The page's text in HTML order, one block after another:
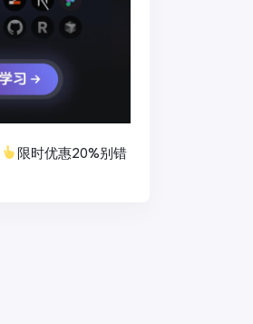
限时优惠20%别错